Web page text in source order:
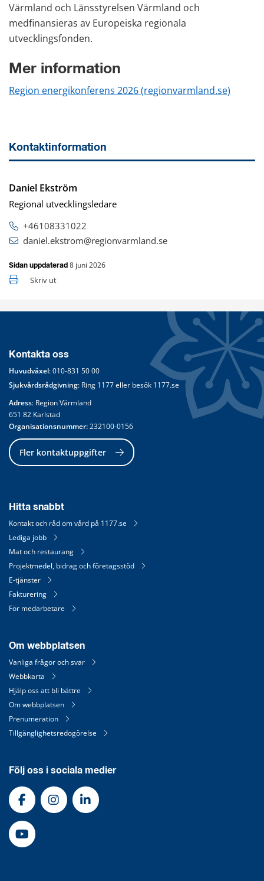
Värmland och Länsstyrelsen Värmland och
medfinansieras av Europeiska regionala
utvecklingsfonden.
Mer information
Region energikonferens 2026 (regionvarmland.se)
Kontaktinformation
Daniel Ekström
Regional utvecklingsledare
+46108331022
daniel.ekstrom@regionvarmland.se
Sidan uppdaterad 8 juni 2026
Skriv ut
Kontakta oss
Huvudväxel: 010-831 50 00
Sjukvårdsrådgivning: Ring 1177 eller besök 1177.se
Adress: Region Värmland
651 82 Karlstad
Organisationsnummer: 232100-0156
Fler kontaktuppgifter
Hitta snabbt
Kontakt och råd om vård på 1177.se
Lediga jobb
Mat och restaurang
Projektmedel, bidrag och företagsstöd
E-tjänster
Fakturering
För medarbetare
Om webbplatsen
Vanliga frågor och svar
Webbkarta
Hjälp oss att bli bättre
Om webbplatsen
Prenumeration
Tillgänglighetsredogörelse
Följ oss i sociala medier